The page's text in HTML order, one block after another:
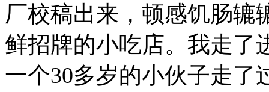
厂校稿出来，顿感饥肠辘
鲜招牌的小吃店。我走了
一个30多岁的小伙子走了